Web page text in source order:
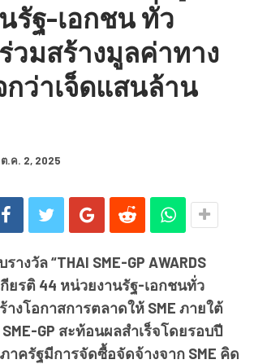
รัฐ-เอกชน ทั่ว
วมสร้างมูลค่าทาง
กว่าเจ็ดแสนล้าน
ต.ค. 2, 2025
างวัล “THAI SME-GP AWARDS
กียรติ 44 หน่วยงานรัฐ-เอกชนทั่ว
างโอกาสการตลาดให้ SME ภายใต้
GP สะท้อนผลสำเร็จโดยรอบปี
าครัฐมีการจัดซื้อจัดจ้างจาก SME คิด